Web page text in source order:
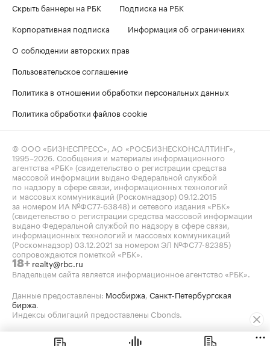
Скрыть баннеры на РБК
Подписка на РБК
Корпоративная подписка
Информация об ограничениях
О соблюдении авторских прав
Пользовательское соглашение
Политика в отношении обработки персональных данных
Политика обработки файлов cookie
© ООО «БИЗНЕСПРЕСС», АО «РОСБИЗНЕСКОНСАЛТИНГ»,
1995–2026 . Сообщения и материалы информационного
агентства «РБК» (свидетельство о регистрации средства
массовой информации выдано Федеральной службой
по надзору в сфере связи, информационных технологий
и массовых коммуникаций (Роскомнадзор) 09.12.2015
за номером ИА №ФС77-63848) и сетевого издания «РБК»
(свидетельство о регистрации средства массовой информации
выдано Федеральной службой по надзору в сфере связи,
информационных технологий и массовых коммуникаций
(Роскомнадзор) 03.12.2021 за номером ЭЛ №ФС77-82385)
сопровождаются пометкой «РБК».
18+ realty@rbc.ru
Владельцем сайта является информационное агентство «РБК».
Данные предоставлены: Мосбиржа Санкт-Петербургская
биржа
Индексы облигаций предоставлены Cbonds.